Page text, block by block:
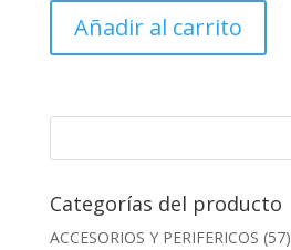
Añadir al carrito
Categorías del producto
ACCESORIOS Y PERIFERICOS (57)